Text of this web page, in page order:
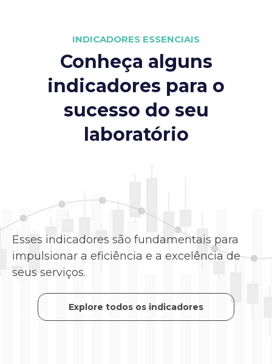
INDICADORES ESSENCIAIS
Conheça alguns
indicadores para o
sucesso do seu
laboratório
Esses indicadores são fundamentais para
impulsionar a eficiência e a excelência de
seus serviços.
Explore todos os indicadores